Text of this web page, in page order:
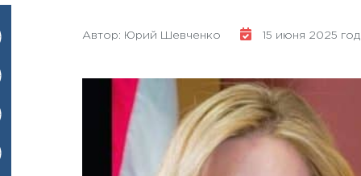
Автор: Юрий Шевченко 15 июня 2025